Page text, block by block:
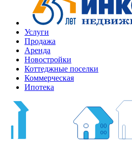
Услуги
Продажа
Аренда
Новостройки
Коттеджные поселки
Коммерческая
Ипотека